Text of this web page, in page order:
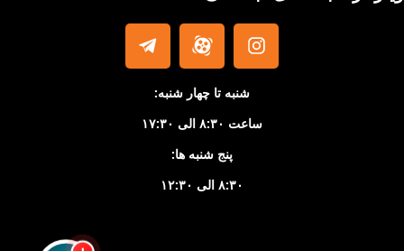
شنبه تا چهار شنبه:
ساعت ۸:۳۰ الی ۱۷:۳۰
پنج شنبه ها:
۸:۳۰ الی ۱۲:۳۰